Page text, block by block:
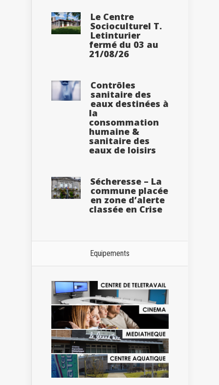
Le Centre
Socioculturel T.
Letinturier
fermé du 03 au
21/08/26
Contrôles
sanitaire des
eaux destinées à
la
consommation
humaine &
sanitaire des
eaux de loisirs
Sécheresse – La
commune placée
en zone d’alerte
classée en Crise
Equipements